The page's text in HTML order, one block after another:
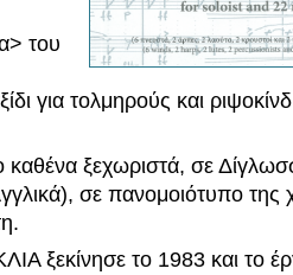
του
για τολμηρούς και
καθένα ξεχωριστά, σε
σε πανομοιότυπο της
ξεκίνησε το 1983 και το